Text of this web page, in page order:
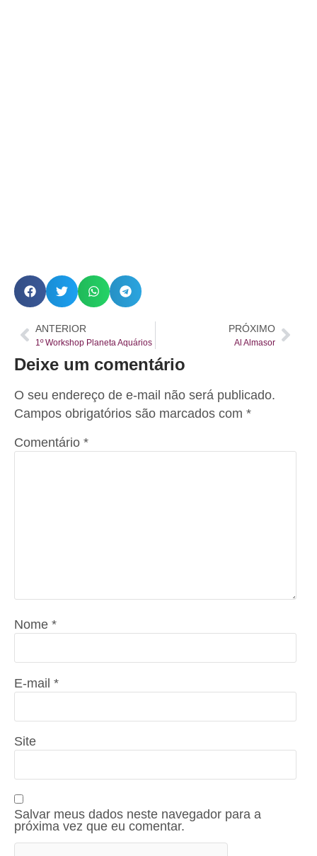
ANTERIOR
1º Workshop Planeta Aquários
PRÓXIMO
Al Almasor
Deixe um comentário
O seu endereço de e-mail não será publicado.
Campos obrigatórios são marcados com *
Comentário *
Nome *
E-mail *
Site
Salvar meus dados neste navegador para a
próxima vez que eu comentar.